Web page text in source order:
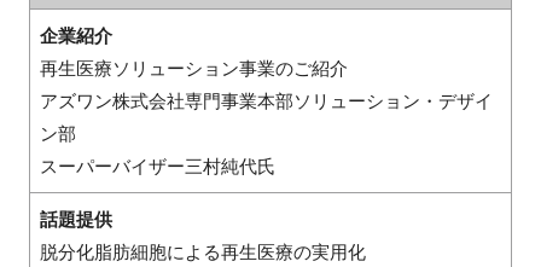
企業紹介
再生医療ソリューション事業のご紹介
アズワン株式会社専門事業本部ソリューション・デザイ
ン部
スーパーバイザー三村純代氏
話題提供
脱分化脂肪細胞による再生医療の実用化